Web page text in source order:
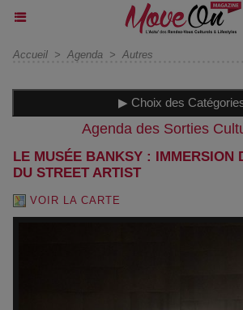
Accueil > Agenda > Autres
▶ Choix des
Agenda des Sorties
LE MUSÉE BANKSY : IMMERSION
DU STREET ARTIST
VOIR LA CARTE